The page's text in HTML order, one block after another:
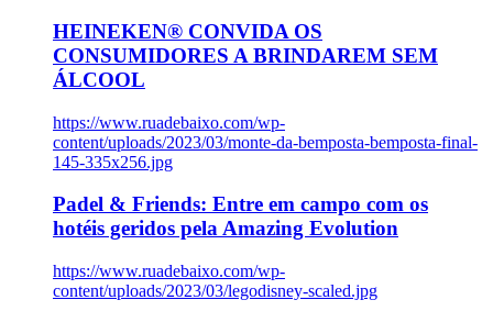
HEINEKEN® CONVIDA OS
CONSUMIDORES A BRINDAREM SEM
ÁLCOOL
https://www.ruadebaixo.com/wp-
content/uploads/2023/03/monte-da-bemposta-bemposta-final-
145-335x256.jpg
Padel & Friends: Entre em campo com os
hotéis geridos pela Amazing Evolution
https://www.ruadebaixo.com/wp-
content/uploads/2023/03/legodisney-scaled.jpg